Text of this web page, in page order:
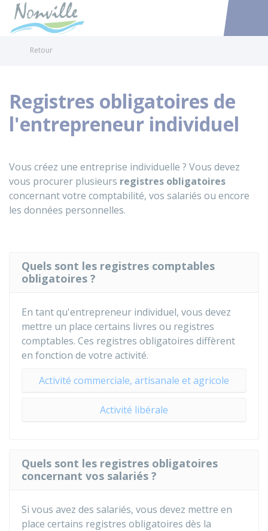
Accéder
Retour
Registres obligatoires de
l'entrepreneur individuel
Vous créez une entreprise individuelle ? Vous devez
vous procurer plusieurs registres obligatoires
concernant votre comptabilité, vos salariés ou encore
les données personnelles.
Quels sont les registres comptables
obligatoires ?
En tant qu'entrepreneur individuel, vous devez
mettre un place certains livres ou registres
comptables. Ces registres obligatoires diffèrent
en fonction de votre activité.
Activité commerciale, artisanale et agricole
Activité libérale
Quels sont les registres obligatoires
concernant vos salariés ?
Si vous avez des salariés, vous devez mettre en
place certains registres obligatoires dès la